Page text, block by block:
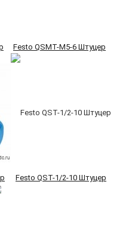
Festo QSMT-M5-6 Штуцер
Festo QST-1/2-10 Штуцер